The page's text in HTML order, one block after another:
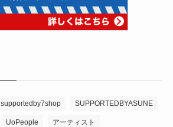
supportedby7shop SUPPORTEDBYASUNE
UoPeople アーティスト